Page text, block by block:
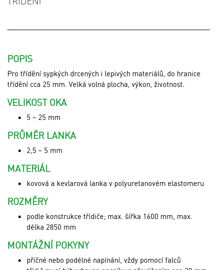
POPIS
Pro třídění sypkých drcených i lepivých materiálů, do hranice
třídění cca 25 mm. Velká volná plocha, výkon, životnost.
VELIKOST OKA
5 – 25 mm
PRŮMĚR LANKA
2,5 – 5 mm
MATERIÁL
kovová a kevlarová lanka v polyuretanovém elastomeru
ROZMĚRY
podle konstrukce třídiče; max. šířka 1600 mm, max.
délka 2850 mm
MONTÁŽNÍ POKYNY
příčné nebo podélné napínání, vždy pomocí falců